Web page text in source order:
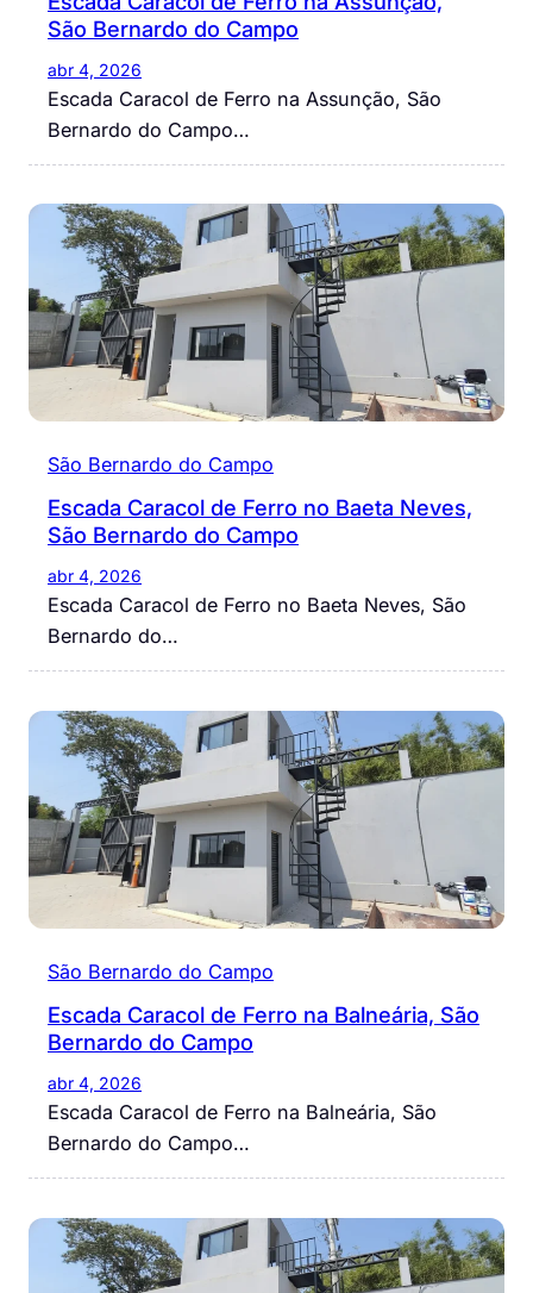
São Bernardo do Campo
abr 4, 2026
Escada Caracol de Ferro na Assunção, São
Bernardo do Campo…
São Bernardo do Campo
Escada Caracol de Ferro no Baeta Neves,
São Bernardo do Campo
abr 4, 2026
Escada Caracol de Ferro no Baeta Neves, São
Bernardo do…
São Bernardo do Campo
Escada Caracol de Ferro na Balneária, São
Bernardo do Campo
abr 4, 2026
Escada Caracol de Ferro na Balneária, São
Bernardo do Campo…